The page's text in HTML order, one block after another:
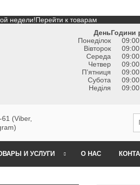
недели!Перейти к товарам
ДеньГодини
Понеділок
Вівторок
Середа
Четвер
Пʼятниця
Субота
Неділя
(Viber,
И УСЛУГИ О НАС